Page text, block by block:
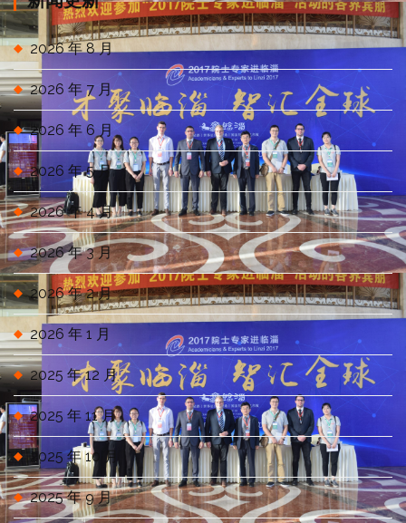
2026 年 8 月
2026 年 7 月
2026 年 6 月
2026 年 5 月
2026 年 4 月
2026 年 3 月
2026 年 2 月
2026 年 1 月
2025 年 12 月
2025 年 11 月
2025 年 10 月
2025 年 9 月